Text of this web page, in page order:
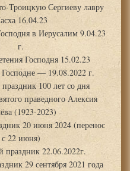
Троицкую Сергиеву лавру
16.04.23
в Иерусалим 9.04.23
г.
Господня 15.02.23
— 19.08.2022 г.
100 лет со дня
праведного Алексия
(1923-2023)
20 июня 2024 (перенос
с 22 июня)
праздник 22.06.2022г.
29 сентября 2021 года